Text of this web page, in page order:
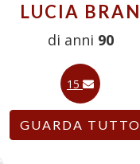
LUCIA BRAN
di anni 90
15
GUARDA TUTTO